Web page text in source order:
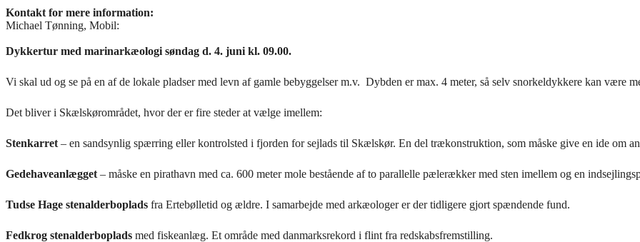
Kontakt for mere information:
Michael Tønning, Mobil:
Dykkertur med marinarkæologi søndag d. 4. juni kl. 09.00.
Vi skal ud og se på en af de lokale pladser med levn af gamle bebyggelser m.v. Dybden er max. 4 meter, så selv snorkeldykkere kan være
Det bliver i Skælskørområdet, hvor der er fire steder at vælge imellem:
Stenkarret – en sandsynlig spærring eller kontrolsted i fjorden for sejlads til Skælskør. En del trækonstruktion, som måske give en ide om
Gedehaveanlægget – måske en pirathavn med ca. 600 meter mole bestående af to parallelle pælerækker med sten imellem og en
Tudse Hage stenalderboplads fra Ertebølletid og ældre. I samarbejde med arkæologer er der tidligere gjort spændende fund.
Fedkrog stenalderboplads med fiskeanlæg. Et område med danmarksrekord i flint fra redskabsfremstilling.